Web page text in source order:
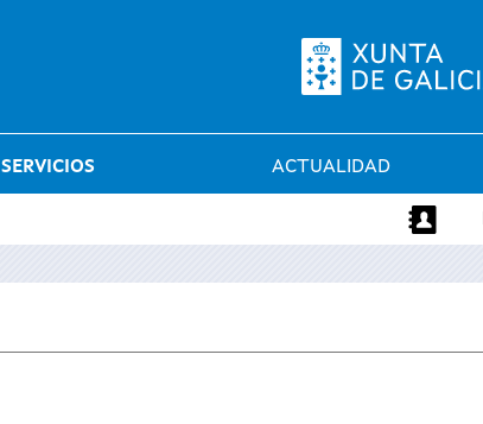
SERVICIOS ACTUALIDAD